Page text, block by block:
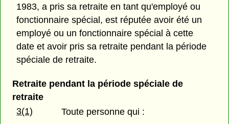
1983, a pris sa retraite en tant qu'employé ou
fonctionnaire spécial, est réputée avoir été un
employé ou un fonctionnaire spécial à cette
date et avoir pris sa retraite pendant la période
spéciale de retraite.
Retraite pendant la période spéciale de
retraite
3(1)
Toute personne qui :